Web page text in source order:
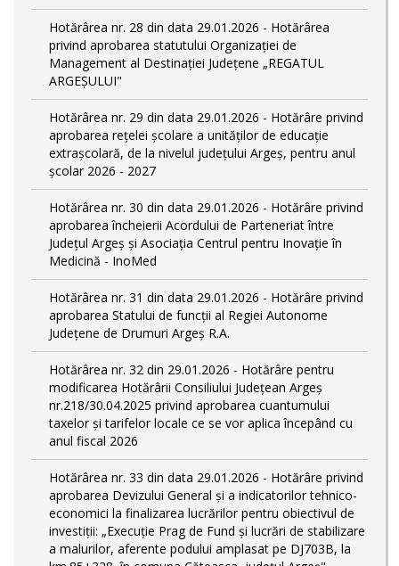
Hotărârea nr. 28 din data 29.01.2026 - Hotărârea
privind aprobarea statutului Organizației de
Management al Destinației Județene „REGATUL
ARGEȘULUI"
Hotărârea nr. 29 din data 29.01.2026 - Hotărâre privind
aprobarea rețelei școlare a unităților de educație
extrașcolară, de la nivelul județului Argeș, pentru anul
școlar 2026 - 2027
Hotărârea nr. 30 din data 29.01.2026 - Hotărâre privind
aprobarea încheierii Acordului de Parteneriat între
Județul Argeș și Asociația Centrul pentru Inovație în
Medicină - InoMed
Hotărârea nr. 31 din data 29.01.2026 - Hotărâre privind
aprobarea Statului de funcţii al Regiei Autonome
Județene de Drumuri Argeș R.A.
Hotărârea nr. 32 din 29.01.2026 - Hotărâre pentru
modificarea Hotărârii Consiliului Județean Argeș
nr.218/30.04.2025 privind aprobarea cuantumului
taxelor și tarifelor locale ce se vor aplica începând cu
anul fiscal 2026
Hotărârea nr. 33 din data 29.01.2026 - Hotărâre privind
aprobarea Devizului General și a indicatorilor tehnico-
economici la finalizarea lucrărilor pentru obiectivul de
investiții: „Execuție Prag de Fund și lucrări de stabilizare
a malurilor, aferente podului amplasat pe DJ703B, la